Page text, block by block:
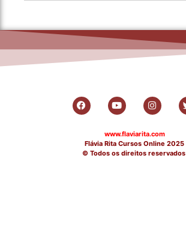
www.flaviarita.com
Flávia Rita Cursos Online 2025
© Todos os direitos reservados